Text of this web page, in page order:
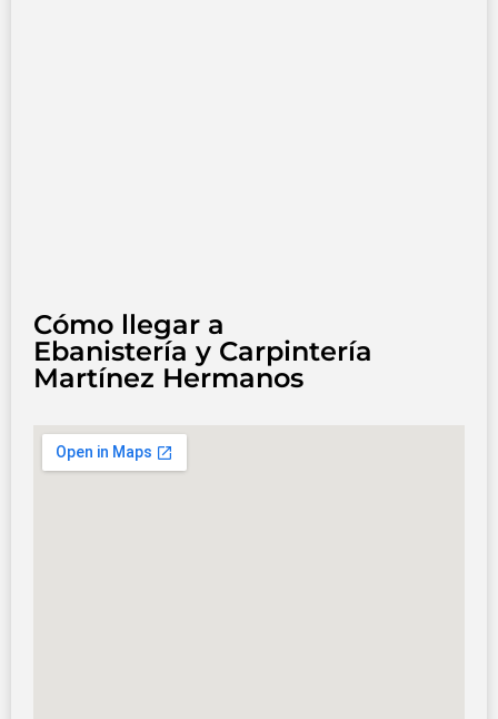
Cómo llegar a
Ebanistería y Carpintería
Martínez Hermanos